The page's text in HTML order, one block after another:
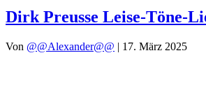
Dirk Preusse Leise-Töne-
Von @@Alexander@@ | 17. März 2025